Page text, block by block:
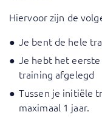
Hiervoor zijn de
Je bent de hele
Je hebt het eerste
training afgelegd
Tussen je initiële
maximaal 1 jaar.